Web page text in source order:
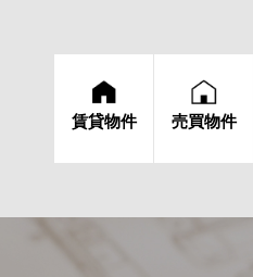
賃貸物件 売買物件